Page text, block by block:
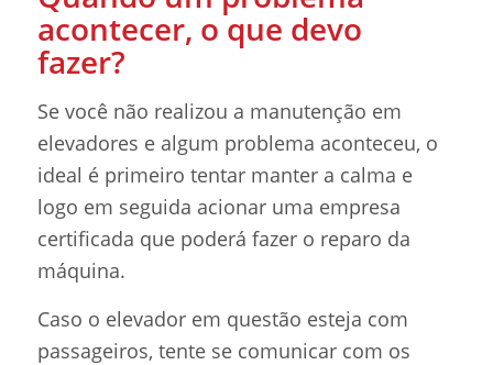
acontecer, o que devo
fazer?
Se você não realizou a manutenção em
elevadores e algum problema aconteceu, o
ideal é primeiro tentar manter a calma e
logo em seguida acionar uma empresa
certificada que poderá fazer o reparo da
máquina.
Caso o elevador em questão esteja com
passageiros, tente se comunicar com os